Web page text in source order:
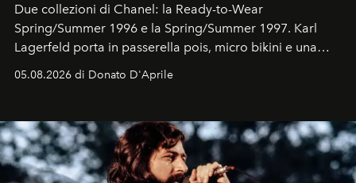
Due collezioni di Chanel: la Ready-to-Wear
Spring/Summer 1996 e la Spring/Summer 1997. Karl
Lagerfeld porta in passerella pois, micro bikini e una
logomania pensata per la spiaggia
Kate, Claudia e Carla una dietro l'altra. Trent'anni dopo,
uno dei documenti più contemporanei che abbiamo.
05.08.2026 di Donato D'Aprile